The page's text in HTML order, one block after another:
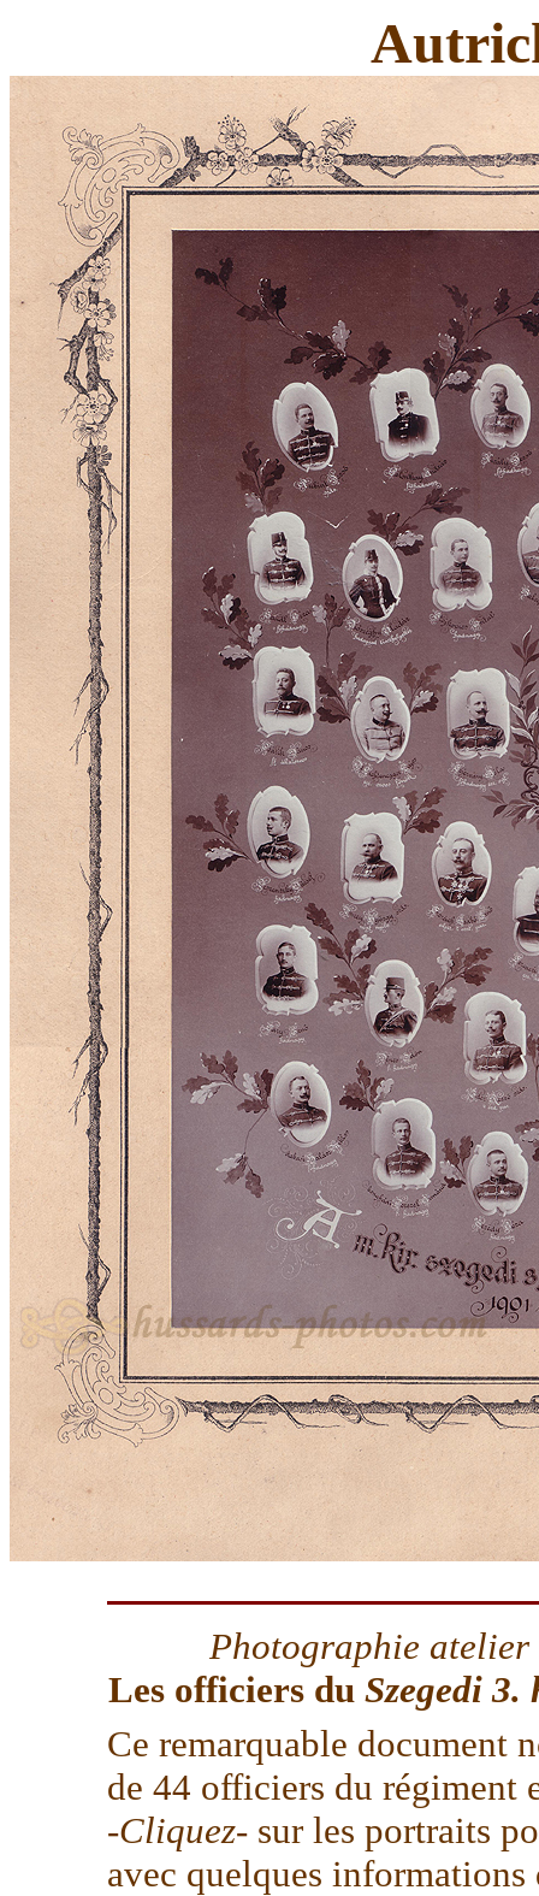
Photographie atelier
Les officiers du Szegedi 3.
Ce remarquable document
de 44 officiers du régiment
-Cliquez- sur les portraits
avec quelques